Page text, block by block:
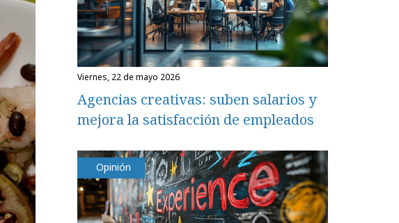
viernes, 22 de mayo 2026
Agencias creativas: suben salarios y
mejora la satisfacción de empleados
Opinión